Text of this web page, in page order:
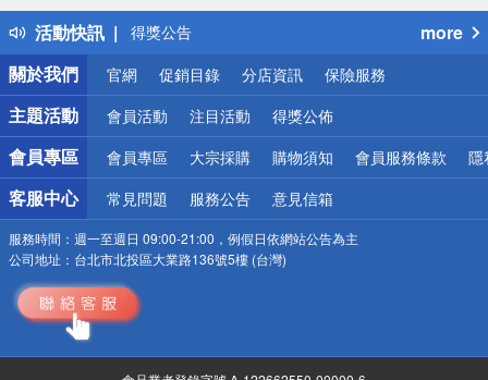
活動快訊
得獎公告
熱門話題
銀行優惠
偏遠地區配送
詐騙網頁！請小心！
more
關於我們
官網 促銷目錄 分店資訊 保險服務
主題活動 會員活動 注目活動 得獎公佈
會員專區 會員專區 大宗採購 購物須知 會員服務條款 隱
客服中心 常見問題 服務公告 意見信箱
服務時間： 週一至週日 09:00-21:00，例假日依網站公告為主
公司地址： 台北市北投區大業路136號5樓 (台灣)